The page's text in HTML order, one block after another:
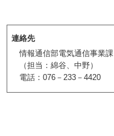
連絡先
情報通信部電気通信事業課
（担当：綿谷、中野）
電話：076－233－4420